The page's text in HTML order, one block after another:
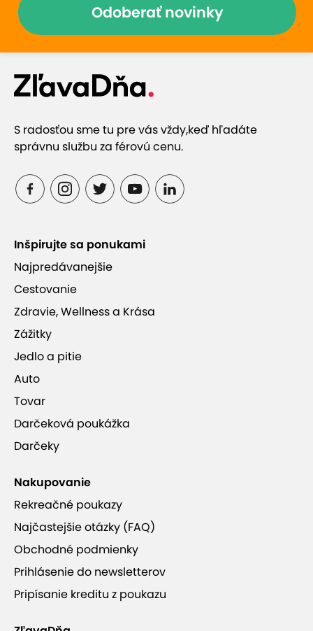
Odoberať novinky
S radosťou sme tu pre vás vždy,keď hľadáte
správnu službu za férovú cenu.
Inšpirujte sa ponukami
Najpredávanejšie
Cestovanie
Zdravie, Wellness a Krása
Zážitky
Jedlo a pitie
Auto
Tovar
Darčeková poukážka
Darčeky
Nakupovanie
Rekreačné poukazy
Najčastejšie otázky (FAQ)
Obchodné podmienky
Prihlásenie do newsletterov
Pripísanie kreditu z poukazu